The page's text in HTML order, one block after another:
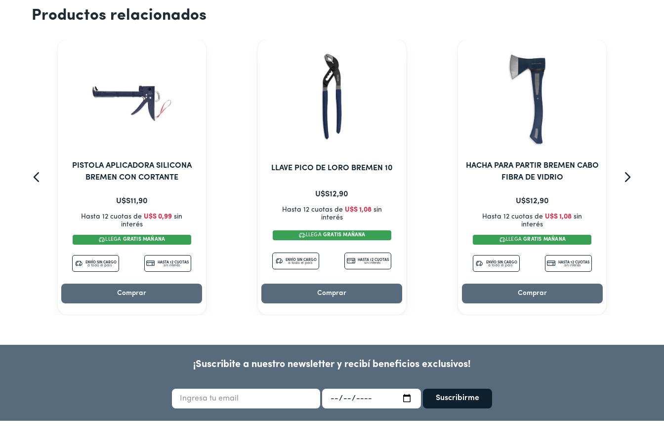
Productos relacionados
PISTOLA APLICADORA SILICONA
BREMEN CON CORTANTE
U$S11,90
Hasta 12 cuotas de U$S 0,99 sin
interés
LLEGA GRATIS MAÑANA
ENVÍO SIN CARGO
a todo el país
HASTA 12 CUOTAS
sin interés
Comprar
LLAVE PICO DE LORO BREMEN 10
U$S12,90
Hasta 12 cuotas de U$S 1,08sin
interés
LLEGA GRATIS MAÑANA
ENVÍO SIN CARGO
a todo el país
HASTA 12 CUOTAS
sin interés
Comprar
HACHA PARA PARTIR BREMEN CABO
FIBRA DE VIDRIO
U$S12,90
Hasta 12 cuotas de U$S 1,08 sin
interés
LLEGAGRATIS MAÑANA
ENVÍO SIN CARGO
a todo el país
HASTA 12 CUOTAS
sin interés
Comprar
¡Suscribite a nuestro newsletter y recibí beneficios exclusivos!
Suscribirme